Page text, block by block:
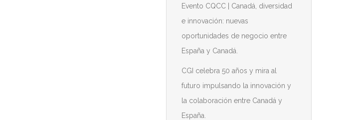
Evento CQCC | Canadá, diversidad
e innovación: nuevas
oportunidades de negocio entre
España y Canadá.
CGI celebra 50 años y mira al
futuro impulsando la innovación y
la colaboración entre Canadá y
España.